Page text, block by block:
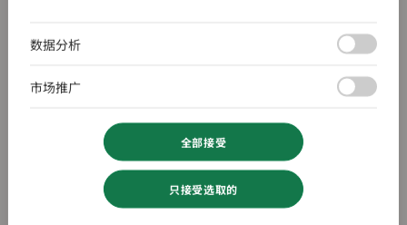
数据分析
市场推广
全部接受
只接受选取的